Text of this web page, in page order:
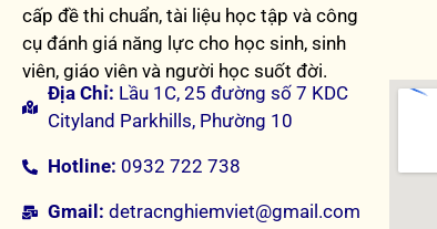
cấp đề thi chuẩn, tài liệu học tập và công
cụ đánh giá năng lực cho học sinh, sinh
viên, giáo viên và người học suốt đời.
Địa Chỉ: Lầu 1C, 25 đường số 7 KDC
Cityland Parkhills, Phường 10
Hotline: 0932 722 738
Gmail: detracnghiemviet@gmail.com